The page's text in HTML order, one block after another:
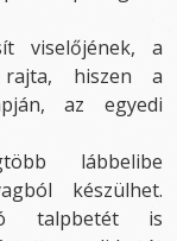
viselőjének, a
hiszen a
az egyedi
lábbelibe
készülhet.
talpbetét is